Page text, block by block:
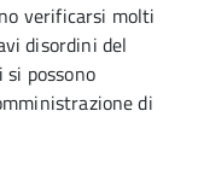
verificarsi molti
disordini del
possono
di